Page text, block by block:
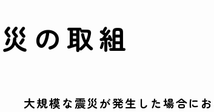
の取組
大規模な震災が発生した場合に